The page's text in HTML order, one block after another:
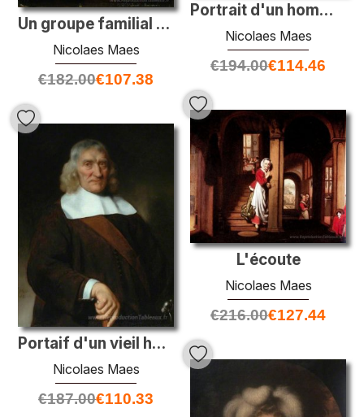
Portrait d'un homme du clan Campbell d'Argyll
Nicolaes Maes
€194.00€114.46
Un groupe familial néerlandais
Nicolaes Maes
€182.00€107.38
L'écoute
Nicolaes Maes
€216.00€127.44
Portaif d'un vieil homme vénérable
Nicolaes Maes
€187.00€110.33